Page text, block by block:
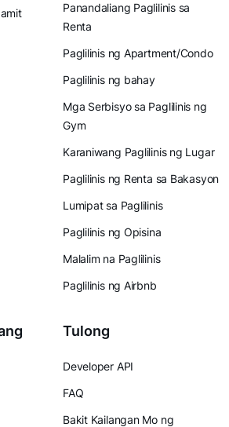
Panandaliang Paglilinis sa
Renta
Paglilinis ng Apartment/Condo
Paglilinis ng bahay
Mga Serbisyo sa Paglilinis ng
Gym
Karaniwang Paglilinis ng Lugar
Paglilinis ng Renta sa Bakasyon
Lumipat sa Paglilinis
Paglilinis ng Opisina
Malalim na Paglilinis
Paglilinis ng Airbnb
Tulong
Developer API
FAQ
Bakit Kailangan Mo ng